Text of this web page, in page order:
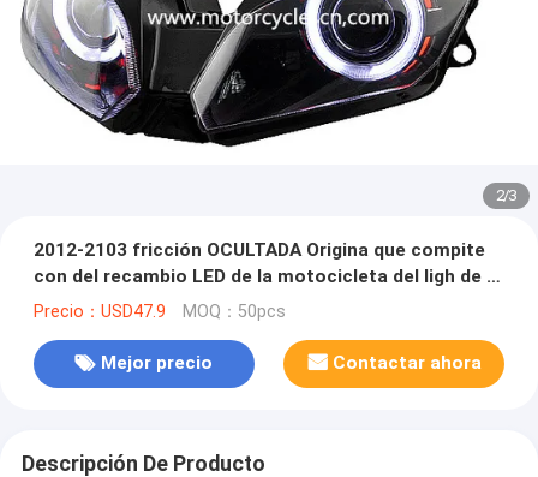
2/3
2012-2103 fricción OCULTADA Origina que compite
con del recambio LED de la motocicleta del ligh de la
cabeza de KAWASAKI-NINJA EX300
Precio：USD47.9 MOQ：50pcs
Mejor precio Contactar ahora
Descripción De Producto